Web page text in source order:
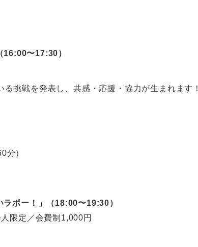
〜17:30）
る挑戦を発表し、共感・応援・協力が生まれます！
分）
ボー！」（18:00〜19:30）
限定／会費制1,000円